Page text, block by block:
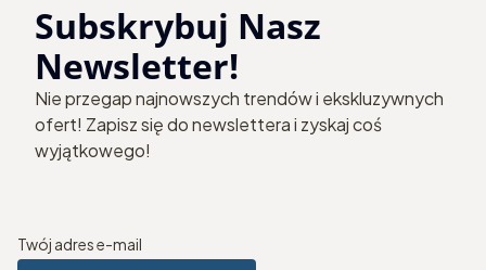
Subskrybuj Nasz
Newsletter!
Nie przegap najnowszych trendów i ekskluzywnych
ofert! Zapisz się do newslettera i zyskaj coś
wyjątkowego!
Twój adres e-mail